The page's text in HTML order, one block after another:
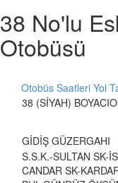
38 No'lu
Otobüsü
Otobüs Saatleri Yol
38 (SİYAH)
GİDİŞ GÜZERGAHI
S.S.K.-SULTAN SK-
CANDAR SK-